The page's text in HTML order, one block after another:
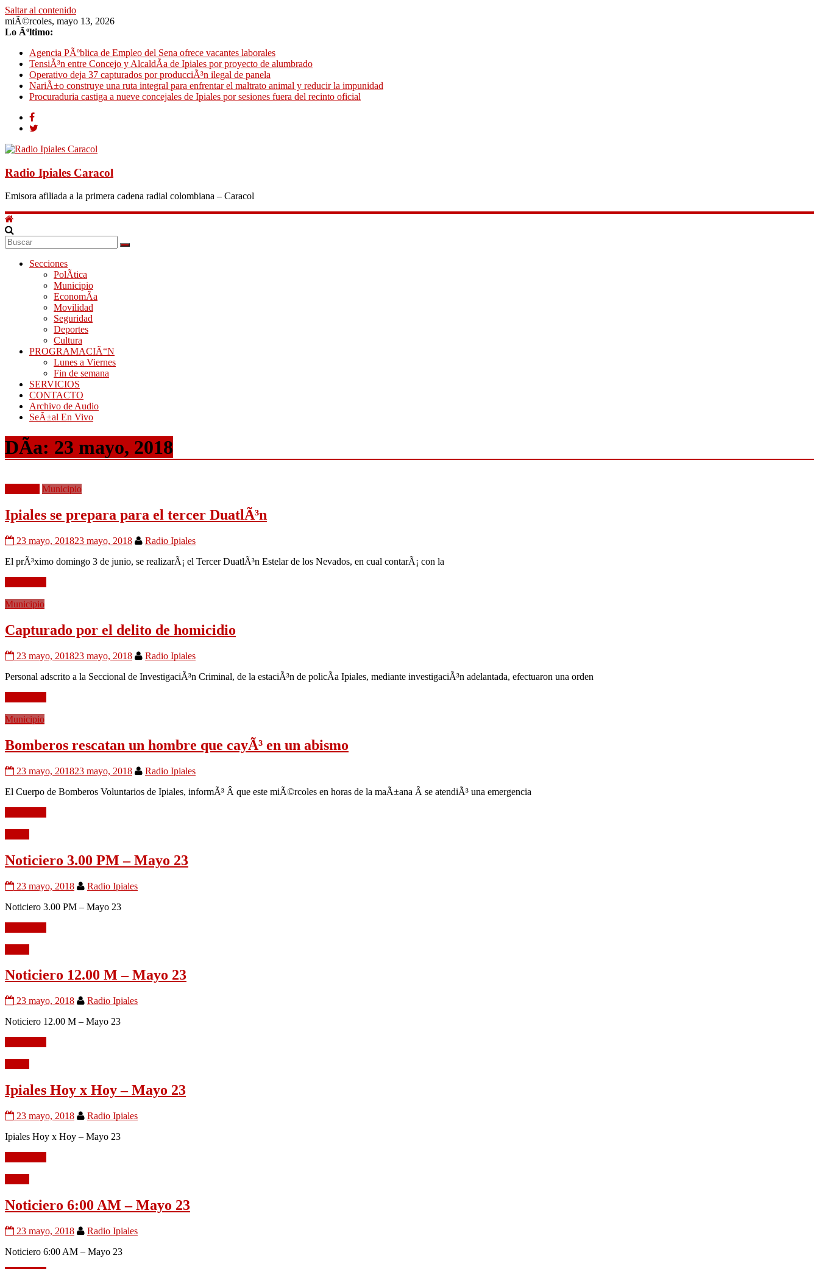
Saltar al contenido
miÃ©rcoles, mayo 13, 2026
Lo Ãºltimo:
Agencia PÃºblica de Empleo del Sena ofrece vacantes laborales
TensiÃ³n entre Concejo y AlcaldÃ­a de Ipiales por proyecto de alumbrado
Operativo deja 37 capturados por producciÃ³n ilegal de panela
NariÃ±o construye una ruta integral para enfrentar el maltrato animal y reducir la impunidad
Procuraduria castiga a nueve concejales de Ipiales por sesiones fuera del recinto oficial
Radio Ipiales Caracol
Emisora afiliada a la primera cadena radial colombiana – Caracol
Secciones
PolÃ­tica
Municipio
EconomÃ­a
Movilidad
Seguridad
Deportes
Cultura
PROGRAMACIÃ“N
Lunes a Viernes
Fin de semana
SERVICIOS
CONTACTO
Archivo de Audio
SeÃ±al En Vivo
DÃ­a: 23 mayo, 2018
Municipio
Ipiales se prepara para el tercer DuatlÃ³n
23 mayo, 201823 mayo, 2018
Radio Ipiales
El prÃ³ximo domingo 3 de junio, se realizarÃ¡ el Tercer DuatlÃ³n Estelar de los Nevados, en cual contarÃ¡ con la
Municipio
Capturado por el delito de homicidio
23 mayo, 201823 mayo, 2018
Radio Ipiales
Personal adscrito a la Seccional de InvestigaciÃ³n Criminal, de la estaciÃ³n de policÃ­a Ipiales, mediante investigaciÃ³n adelantada, efectuaron una orden
Municipio
Bomberos rescatan un hombre que cayÃ³ en un abismo
23 mayo, 201823 mayo, 2018
Radio Ipiales
El Cuerpo de Bomberos Voluntarios de Ipiales, informÃ³ Â que este miÃ©rcoles en horas de la maÃ±ana Â se atendiÃ³ una emergencia
Noticiero 3.00 PM – Mayo 23
23 mayo, 2018
Radio Ipiales
Noticiero 3.00 PM – Mayo 23
Noticiero 12.00 M – Mayo 23
23 mayo, 2018
Radio Ipiales
Noticiero 12.00 M – Mayo 23
Ipiales Hoy x Hoy – Mayo 23
23 mayo, 2018
Radio Ipiales
Ipiales Hoy x Hoy – Mayo 23
Noticiero 6:00 AM – Mayo 23
23 mayo, 2018
Radio Ipiales
Noticiero 6:00 AM – Mayo 23